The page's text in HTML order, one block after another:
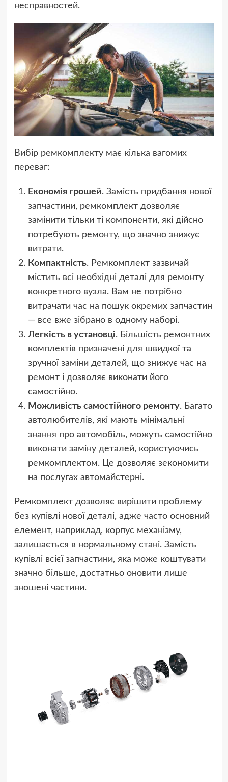
несправностей.
Вибір ремкомплекту має кілька вагомих
переваг:
Економія грошей. Замість придбання нової
запчастини, ремкомплект дозволяє
замінити тільки ті компоненти, які дійсно
потребують ремонту, що значно знижує
витрати.
Компактність. Ремкомплект зазвичай
містить всі необхідні деталі для ремонту
конкретного вузла. Вам не потрібно
витрачати час на пошук окремих запчастин
— все вже зібрано в одному наборі.
Легкість в установці. Більшість ремонтних
комплектів призначені для швидкої та
зручної заміни деталей, що знижує час на
ремонт і дозволяє виконати його
самостійно.
Можливість самостійного ремонту. Багато
автолюбителів, які мають мінімальні
знання про автомобіль, можуть самостійно
виконати заміну деталей, користуючись
ремкомплектом. Це дозволяє зекономити
на послугах автомайстерні.
Ремкомплект дозволяє вирішити проблему
без купівлі нової деталі, адже часто основний
елемент, наприклад, корпус механізму,
залишається в нормальному стані. Замість
купівлі всієї запчастини, яка може коштувати
значно більше, достатньо оновити лише
зношені частини.